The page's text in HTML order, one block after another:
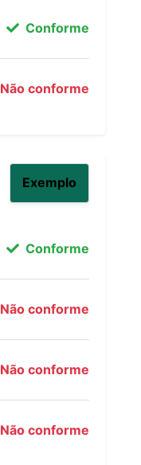
Conforme
Não conforme
Exemplo
Conforme
Não conforme
Não conforme
Não conforme